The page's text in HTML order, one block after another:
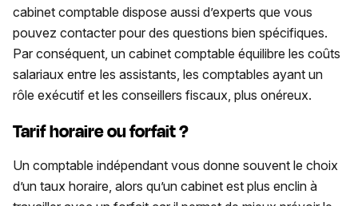
cabinet comptable dispose aussi d’experts que vous
pouvez contacter pour des questions bien spécifiques.
Par conséquent, un cabinet comptable équilibre les coûts
salariaux entre les assistants, les comptables ayant un
rôle exécutif et les conseillers fiscaux, plus onéreux.
Tarif horaire ou forfait ?
Un comptable indépendant vous donne souvent le choix
d’un taux horaire, alors qu’un cabinet est plus enclin à